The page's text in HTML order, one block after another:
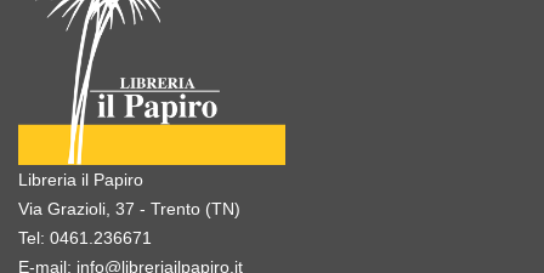
Libreria il Papiro
Via Grazioli, 37 - Trento (TN)
Tel: 0461.236671
E-mail: info@libreriailpapiro.it